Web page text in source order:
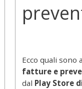
Ecco quali sono
fatture e
dal Play Store